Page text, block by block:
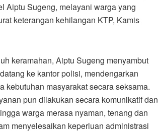
Aiptu Sugeng, melayani warga yang
keterangan kehilangan KTP, Kamis
keramahan, Aiptu Sugeng menyambut
ke kantor polisi, mendengarkan
kebutuhan masyarakat secara seksama.
pun dilakukan secara komunikatif dan
warga merasa nyaman, tenang dan
menyelesaikan keperluan administrasi